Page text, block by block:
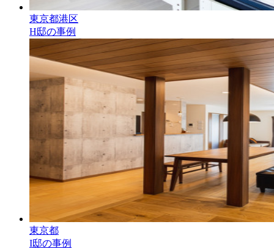
東京都港区
H邸の事例
東京都
I邸の事例